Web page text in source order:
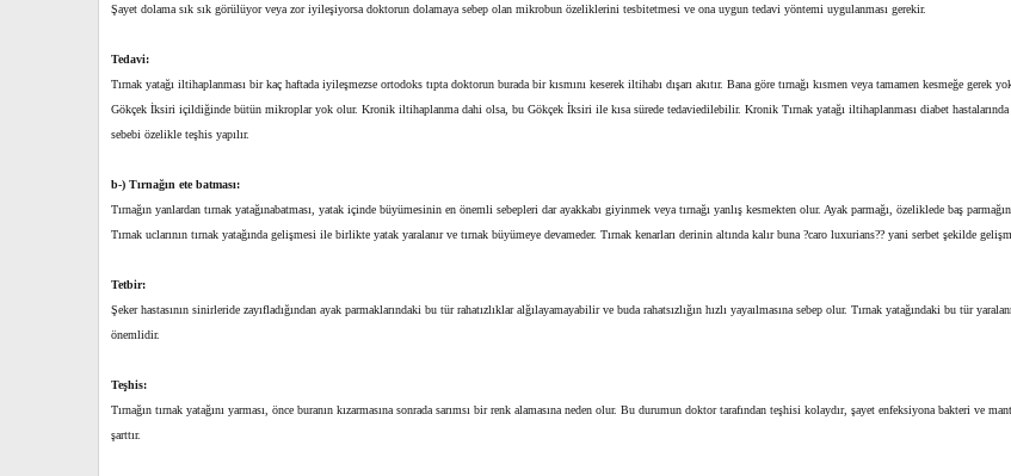
Şayet dolama sık sık görülüyor veya zor iyileşiyorsa doktorun dolamaya sebep olan mikrobun özeliklerini tesbitetmesi ve ona uygun tedavi yöntemi uygulanması gerekir.
Tedavi:
Tırnak yatağı iltihaplanması bir kaç haftada iyileşmezse ortodoks tıpta doktorun burada bir kısmını keserek iltihabı dışarı akıtır. Bana göre tırnağı kısmen veya tamamen kesmeğe gerek
Gökçek İksiri içildiğinde bütün mikroplar yok olur. Kronik iltihaplanma dahi olsa, bu Gökçek İksiri ile kısa sürede tedaviedilebilir. Kronik Tırnak yatağı iltihaplanması diabet hastalarında
sebebi özelikle teşhis yapılır.
b-) Tırnağın ete batması:
Tırnağın yanlardan tırnak yatağınabatması, yatak içinde büyümesinin en önemli sebepleri dar ayakkabı giyinmek veya tırnağı yanlış kesmekten olur. Ayak parmağı, özeliklede baş
Tırnak uclarının tırnak yatağında gelişmesi ile birlikte yatak yaralanır ve tırnak büyümeye devameder. Tırnak kenarları derinin altında kalır buna ?caro luxurians?? yani serbet şekilde
Tetbir:
Şeker hastasının sinirleride zayıfladığından ayak parmaklarındaki bu tür rahatızlıklar alğılayamayabilir ve buda rahatsızlığın hızlı yayaılmasına sebep olur. Tırnak yatağındaki bu tür
önemlidir.
Teşhis:
Tırnağın tırnak yatağını yarması, önce buranın kızarmasına sonrada sarımsı bir renk alamasına neden olur. Bu durumun doktor tarafından teşhisi kolaydır, şayet enfeksiyona bakteri ve
şarttır.